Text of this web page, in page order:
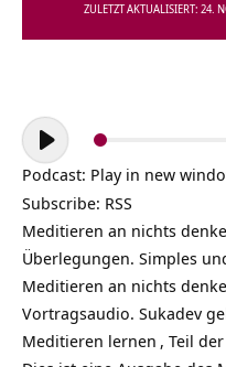
ZULETZT AKTUALISIERT: 24.
Audio-
Player
Podcast: Play in new
Subscribe: RSS
Meditieren an nichts
Überlegungen. Simples
Meditieren an nichts
Vortragsaudio. Sukadev
Meditieren lernen , Teil